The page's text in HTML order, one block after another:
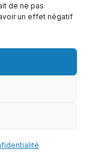
de ne pas
un effet négatif